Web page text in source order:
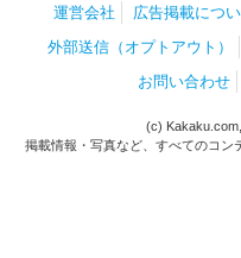
運営会社 広告掲載につ
外部送信（オプトアウト）
お問い合わせ
(c)
掲載情報・写真など、すべてのコン